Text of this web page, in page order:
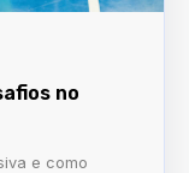
no
e como